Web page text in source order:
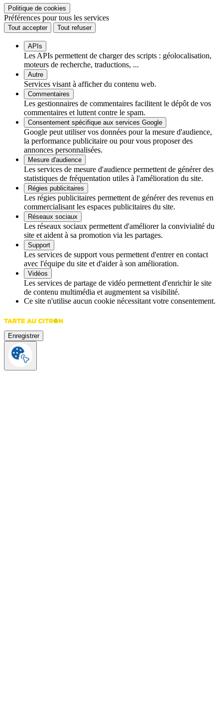
Politique de cookies
Préférences pour tous les services
Tout accepter Tout refuser
APIs
Les APIs permettent de charger des scripts : géolocalisation,
moteurs de recherche, traductions, ...
Autre
Services visant à afficher du contenu web.
Commentaires
Les gestionnaires de commentaires facilitent le dépôt de vos
commentaires et luttent contre le spam.
Consentement spécifique aux services Google
Google peut utiliser vos données pour la mesure d'audience,
la performance publicitaire ou pour vous proposer des
annonces personnalisées.
Mesure d'audience
Les services de mesure d'audience permettent de générer des
statistiques de fréquentation utiles à l'amélioration du site.
Régies publicitaires
Les régies publicitaires permettent de générer des revenus en
commercialisant les espaces publicitaires du site.
Réseaux sociaux
Les réseaux sociaux permettent d'améliorer la convivialité du
site et aident à sa promotion via les partages.
Support
Les services de support vous permettent d'entrer en contact
avec l'équipe du site et d'aider à son amélioration.
Vidéos
Les services de partage de vidéo permettent d'enrichir le site
de contenu multimédia et augmentent sa visibilité.
Ce site n'utilise aucun cookie nécessitant votre consentement.
Enregistrer